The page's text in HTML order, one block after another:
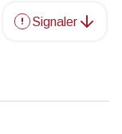
Signaler